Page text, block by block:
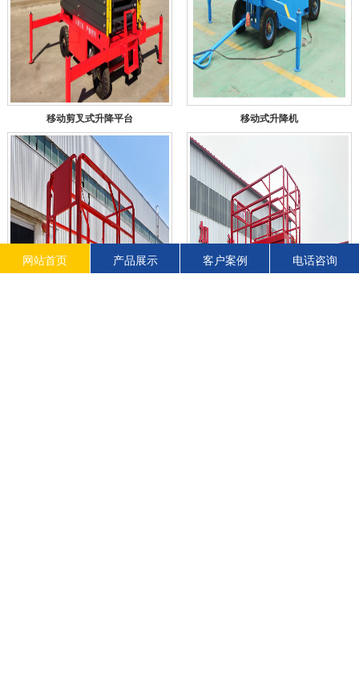
移动剪叉式升降平台 移动式升降机
网站首页 产品展示 客户案例 电话咨询